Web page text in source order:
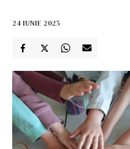
24 IUNIE 2025